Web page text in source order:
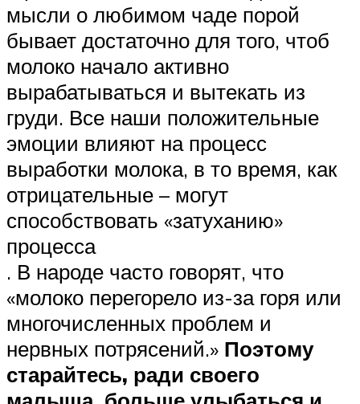
мысли о любимом чаде порой
бывает достаточно для того, чтоб
молоко начало активно
вырабатываться и вытекать из
груди. Все наши положительные
эмоции влияют на процесс
выработки молока, в то время, как
отрицательные – могут
способствовать «затуханию»
процесса
. В народе часто говорят, что
«молоко перегорело из-за горя или
многочисленных проблем и
нервных потрясений.» Поэтому
старайтесь, ради своего